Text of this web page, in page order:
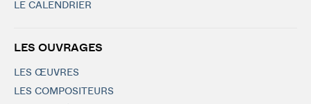
LE CALENDRIER
LES OUVRAGES
LES ŒUVRES
LES COMPOSITEURS